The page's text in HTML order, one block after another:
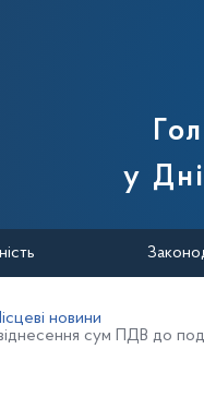
Державної
у
новини
сум ПДВ до